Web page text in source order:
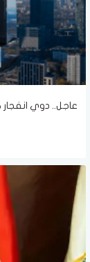
عاجل.. دوي